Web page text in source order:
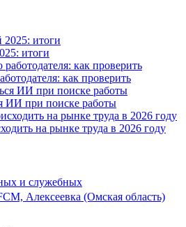
итоги
как проверить
ИИ при поиске работы
на рынке труда в 2026 году
и служебных
Алексеевка (Омская область)